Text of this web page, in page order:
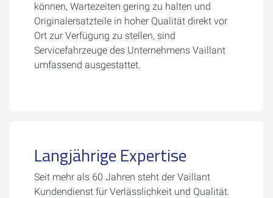
können, Wartezeiten gering zu halten und
Originalersatzteile in hoher Qualität direkt vor
Ort zur Verfügung zu stellen, sind
Servicefahrzeuge des Unternehmens Vaillant
umfassend ausgestattet.
Langjährige Expertise
Seit mehr als 60 Jahren steht der Vaillant
Kundendienst für Verlässlichkeit und Qualität.